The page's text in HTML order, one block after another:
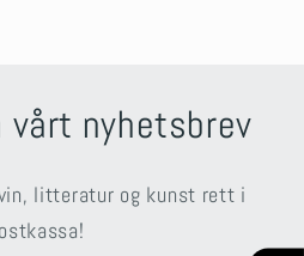
vårt nyhetsbrev
litteratur og kunst rett i